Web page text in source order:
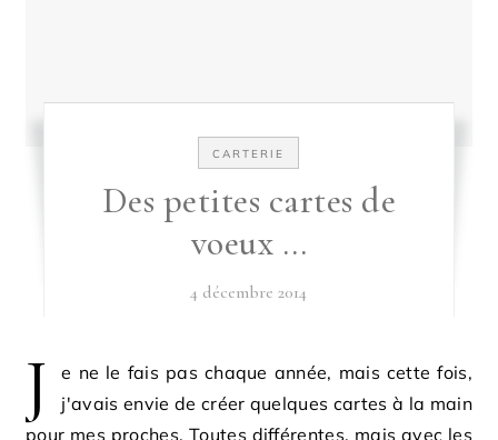
CARTERIE
Des petites cartes de
voeux …
4 décembre 2014
J
e ne le fais pas chaque année, mais cette fois,
j'avais envie de créer quelques cartes à la main
pour mes proches. Toutes différentes, mais avec les